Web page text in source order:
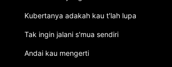
Kubertanya adakah kau t'lah lupa
Tak ingin jalani s'mua sendiri
Andai kau mengerti